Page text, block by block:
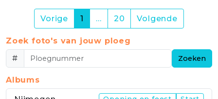
Vorige 1 (current)
… 20 Volgende
Zoek foto's van jouw ploeg
#
Zoeken
Albums